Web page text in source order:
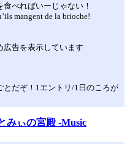
べればいーじゃない！
mangent de la brioche!
広告を表示しています
とだぞ！1エントリ/1日のころが
みぃの宮殿 -Music